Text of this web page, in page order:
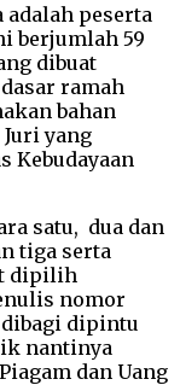
adalah peserta
berjumlah 59
dibuat
ramah
bahan
yang
Kebudayaan
satu, dua dan
tiga serta
dipilih
nomor
dipintu
nantinya
dan Uang